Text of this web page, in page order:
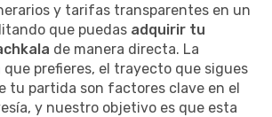
y tarifas transparentes en un
que puedas adquirir tu
de manera directa. La
que prefieres, el trayecto que sigues
tu partida son factores clave en el
y nuestro objetivo es que esta